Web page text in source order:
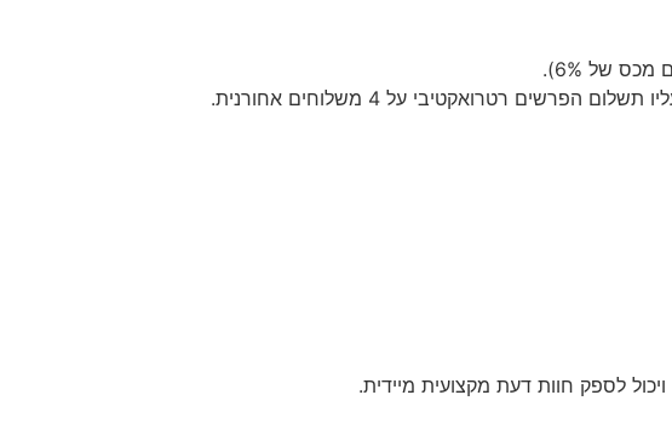
של 6%).
לספק חוות דעת מקצועית מיידית.